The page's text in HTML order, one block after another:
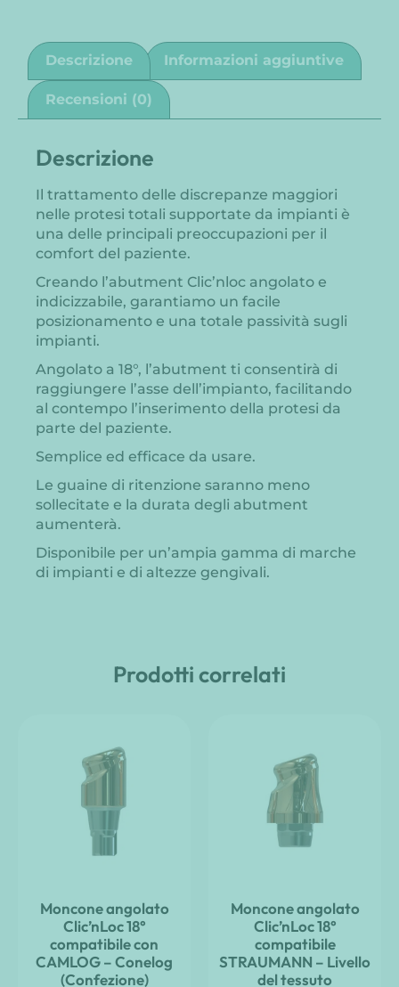
Descrizione Informazioni aggiuntive
Recensioni (0)
Descrizione
Il trattamento delle discrepanze maggiori
nelle protesi totali supportate da impianti è
una delle principali preoccupazioni per il
comfort del paziente.
Creando l’abutment Clic’nloc angolato e
indicizzabile, garantiamo un facile
posizionamento e una totale passività sugli
impianti.
Angolato a 18°, l’abutment ti consentirà di
raggiungere l’asse dell’impianto, facilitando
al contempo l’inserimento della protesi da
parte del paziente.
Semplice ed efficace da usare.
Le guaine di ritenzione saranno meno
sollecitate e la durata degli abutment
aumenterà.
Disponibile per un’ampia gamma di marche
di impianti e di altezze gengivali.
Prodotti correlati
Moncone angolato
Clic’nLoc 18°
compatibile con
CAMLOG – Conelog
(Confezione)
Moncone angolato
Clic’nLoc 18°
compatibile
STRAUMANN – Livello
del tessuto